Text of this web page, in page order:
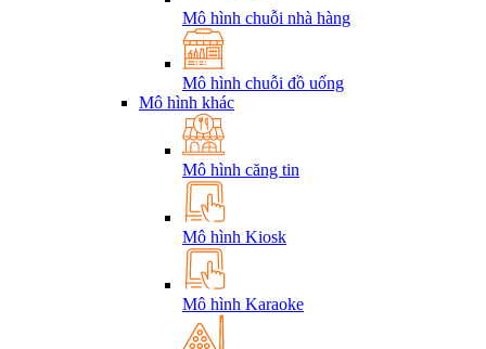
Mô hình chuỗi nhà hàng
Mô hình chuỗi đồ uống
Mô hình khác
Mô hình căng tin
Mô hình Kiosk
Mô hình Karaoke